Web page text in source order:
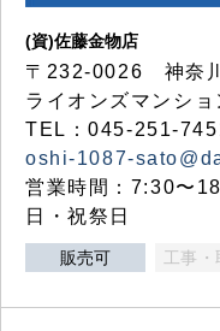
(資)佐藤金物店
〒232-0026 神奈
ライオンズマンシ
TEL：045-251-
oshi-1087-
営業時間：7:30〜
日・祝祭日
販売可 工事・